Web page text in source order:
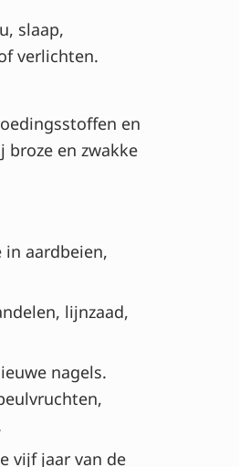
slaap,
verlichten.
en
broze en zwakke
aardbeien,
lijnzaad,
nagels.
vijf jaar van de